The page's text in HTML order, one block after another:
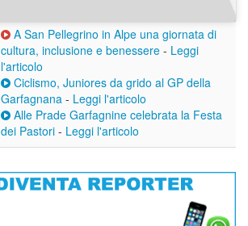
A San Pellegrino in Alpe una giornata di
cultura, inclusione e benessere - Leggi
l'articolo
Ciclismo, Juniores da grido al GP della
Garfagnana - Leggi l'articolo
Alle Prade Garfagnine celebrata la Festa
dei Pastori - Leggi l'articolo